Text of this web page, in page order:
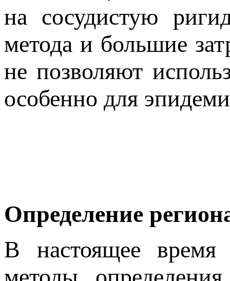
на сосудистую
метода и большие
не позволяют
особенно для
Определение
В настоящее время